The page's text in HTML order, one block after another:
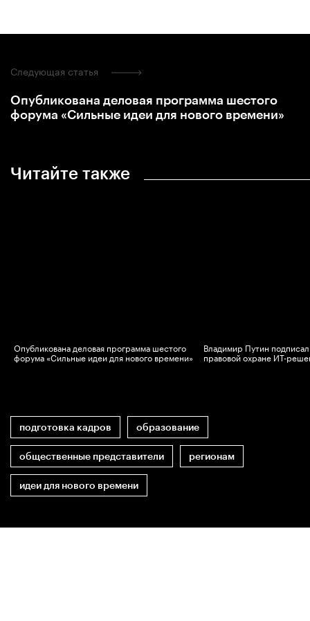
Читайте также
Опубликована деловая программа шестого
форума «Сильные идеи для нового времени»
Владимир Путин
правовой охране ИТ-
подготовка кадров образование
общественные представители регионам
идеи для нового времени
Следующая статья
Опубликована деловая программа шестого
форума «Сильные идеи для нового времени»